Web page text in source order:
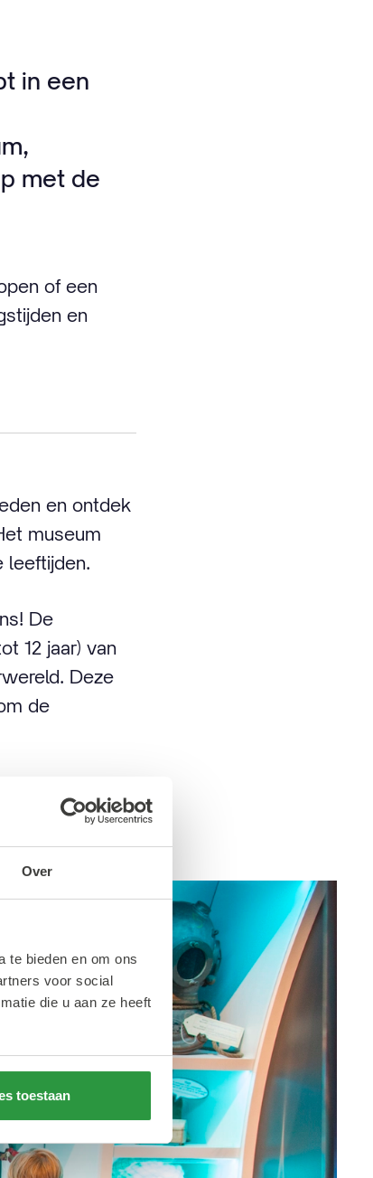
Over
te bieden en om ons
voor social
die u aan ze heeft
toestaan
in een
met de
of een
en
en ontdek
museum
leeftijden.
De
12 jaar) van
Deze
de